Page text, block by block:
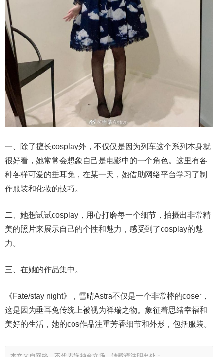
一、除了擅长cosplay外，不仅仅是因为列车这个系列本身就
很好看，她常常会想象自己是电影中的一个角色。这里有各
种各样可爱的垂耳兔，在某一天，她借助网络平台学习了制
作服装和化妆的技巧。
二、她想试试cosplay，用心打磨每一个细节，拍摄出非常精
美的照片来展示自己的个性和魅力，感受到了cosplay的魅
力。
三、在她的作品集中。
《Fate/stay night》，雪晴Astra不仅是一个非常棒的coser，
这是因为垂耳兔传统上被视为祥瑞之物。象征着思绪幸福和
美好的生活，她的cos作品注重芳香细节和外形，包括服装。